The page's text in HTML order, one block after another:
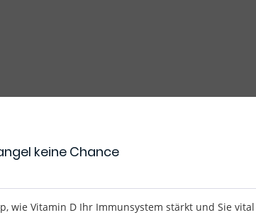
keine Chance
wie Vitamin D Ihr Immunsystem stärkt und Sie